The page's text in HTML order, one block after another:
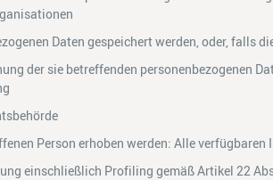
Daten gespeichert werden, oder, falls
der sie betreffenden personenbezogenen
Person erhoben werden: Alle
einschließlich Profiling gemäß Artikel 22